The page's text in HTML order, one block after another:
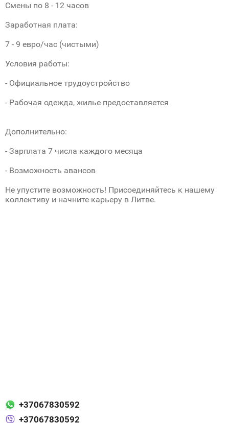
Смены по 8 - 12 часов
Заработная плата:
7 - 9 евро/час (чистыми)
Условия работы:
- Официальное трудоустройство
- Рабочая одежда, жилье предоставляется
Дополнительно:
- Зарплата 7 числа каждого месяца
- Возможность авансов
Не упустите возможность! Присоединяйтесь к нашему
коллективу и начните карьеру в Литве.
+37067830592
+37067830592